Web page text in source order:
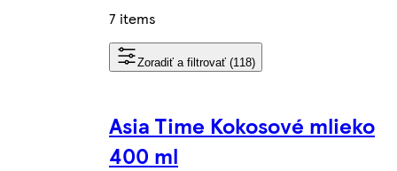
7 items
Zoradiť a filtrovať (118)
Asia Time Kokosové mlieko
400 ml